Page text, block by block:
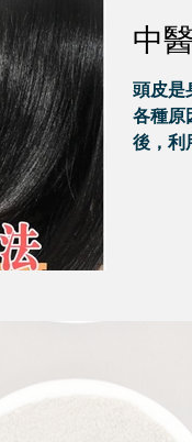
中
頭皮是
各種原
後，利